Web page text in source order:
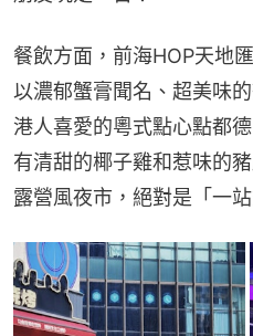
餐飲方面，前海HOP天地
以濃郁蟹膏聞名、超美味
港人喜愛的粵式點心點都
有清甜的椰子雞和惹味的
露營風夜市，絕對是「一